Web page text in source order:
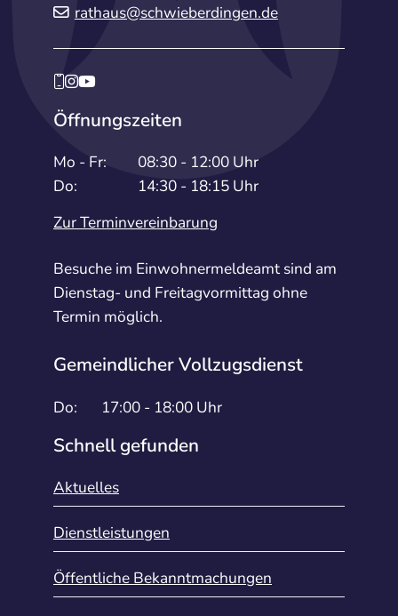
rathaus@schwieberdingen.de
Öffnungszeiten
Mo - Fr:
08:30 - 12:00 Uhr
Do:
14:30 - 18:15 Uhr
Zur Terminvereinbarung
Besuche im Einwohnermeldeamt sind am
Dienstag- und Freitagvormittag ohne
Termin möglich.
Gemeindlicher Vollzugsdienst
Do: 17:00 - 18:00 Uhr
Schnell gefunden
Aktuelles
Dienstleistungen
Öffentliche Bekanntmachungen